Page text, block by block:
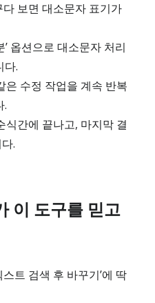
보면 대소문자 표기가
’ 옵션으로 대소문자 처리
다.
은 수정 작업을 계속 반복
.
식간에 끝나고, 마지막 결
.
이 도구를 믿고
트 검색 후 바꾸기’에 딱